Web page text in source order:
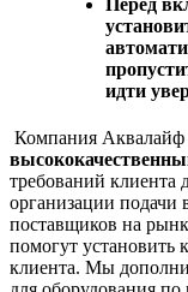
идти
Компания Аквалайф
требований
организации подачи
поставщиков на
помогут установить
клиента. Мы